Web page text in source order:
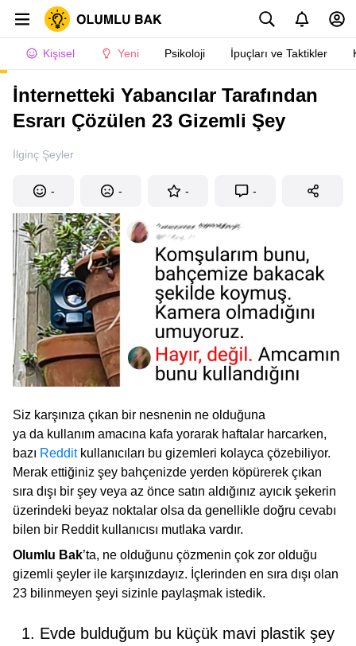
Kişisel Yeni Psikoloji İpuçları ve Taktikler
İnternetteki Yabancılar Tarafından
Esrarı Çözülen 23 Gizemli Şey
İlginç Şeyler
- - - -
Siz karşınıza çıkan bir nesnenin ne olduğuna
ya da kullanım amacına kafa yorarak haftalar harcarken,
bazı Redditkullanıcıları bu gizemleri kolayca çözebiliyor.
Merak ettiğiniz şey bahçenizde yerden köpürerek çıkan
sıra dışı bir şey veya az önce satın aldığınız ayıcık şekerin
üzerindeki beyaz noktalar olsa da genellikle doğru cevabı
bilen bir Reddit kullanıcısı mutlaka vardır.
Olumlu Bak’ta, ne olduğunu çözmenin çok zor olduğu
gizemli şeyler ile karşınızdayız. İçlerinden en sıra dışı olan
23 bilinmeyen şeyi sizinle paylaşmak istedik.
1. Evde bulduğum bu küçük mavi plastik şey